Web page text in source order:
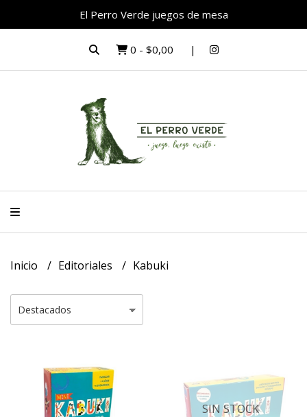
El Perro Verde juegos de mesa
0 - $0,00
Inicio Editoriales Kabuki
SIN STOCK